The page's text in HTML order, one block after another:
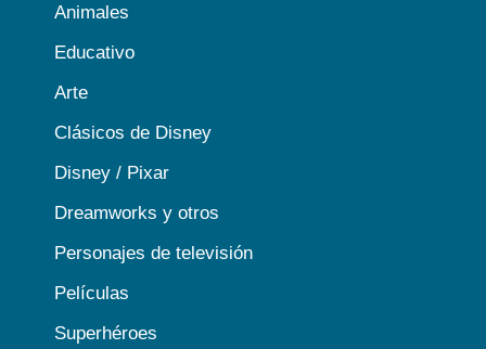
Animales
Educativo
Arte
Clásicos de Disney
Disney / Pixar
Dreamworks y otros
Personajes de televisión
Películas
Superhéroes